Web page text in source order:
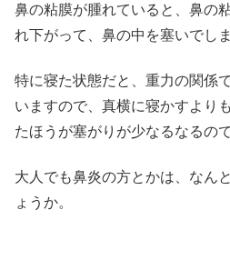
鼻の粘膜が腫れていると、鼻の
れ下がって、鼻の中を塞いでし
特に寝た状態だと、重力の関係
いますので、真横に寝かすより
たほうが塞がりが少なるなるの
大人でも鼻炎の方とかは、なん
ょうか。